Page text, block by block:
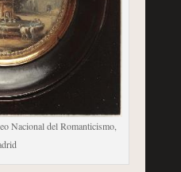
Nacional del Romanticismo,